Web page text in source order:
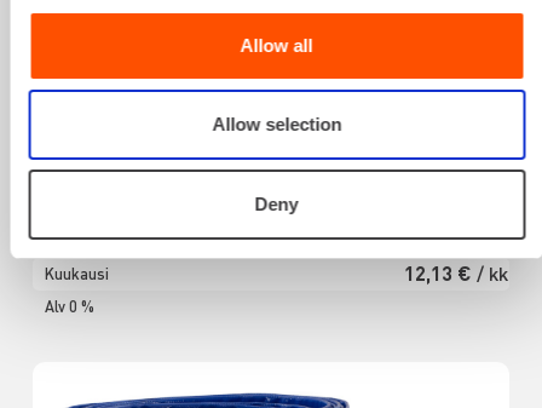
Allow all
Allow selection
Deny
VESILETKU 100 MM / M
Seuraavat pv ? 0,49 €/ pv
Kuukausi 12,13 € / kk
Alv 0 %